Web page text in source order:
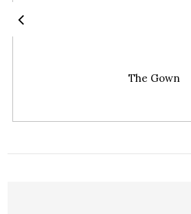
The Gown